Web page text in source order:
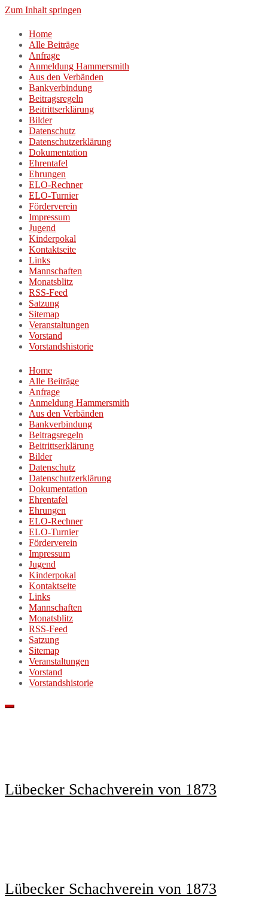
Zum Inhalt springen
Home
Alle Beiträge
Anfrage
Anmeldung Hammersmith
Aus den Verbänden
Bankverbindung
Beitragsregeln
Beitrittserklärung
Bilder
Datenschutz
Datenschutzerklärung
Dokumentation
Ehrentafel
Ehrungen
ELO-Rechner
ELO-Turnier
Förderverein
Impressum
Jugend
Kinderpokal
Kontaktseite
Links
Mannschaften
Monatsblitz
RSS-Feed
Satzung
Sitemap
Veranstaltungen
Vorstand
Vorstandshistorie
Home
Alle Beiträge
Anfrage
Anmeldung Hammersmith
Aus den Verbänden
Bankverbindung
Beitragsregeln
Beitrittserklärung
Bilder
Datenschutz
Datenschutzerklärung
Dokumentation
Ehrentafel
Ehrungen
ELO-Rechner
ELO-Turnier
Förderverein
Impressum
Jugend
Kinderpokal
Kontaktseite
Links
Mannschaften
Monatsblitz
RSS-Feed
Satzung
Sitemap
Veranstaltungen
Vorstand
Vorstandshistorie
Lübecker Schachverein von 1873
Lübecker Schachverein von 1873